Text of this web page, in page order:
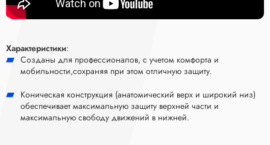
Характеристики:
Созданы для профессионалов, с учетом комфорта и
мобильности,сохраняя при этом отличную защиту.
Коническая конструкция (анатомический верх и широкий низ)
обеспечивает максимальную защиту верхней части и
максимальную свободу движений в нижней.